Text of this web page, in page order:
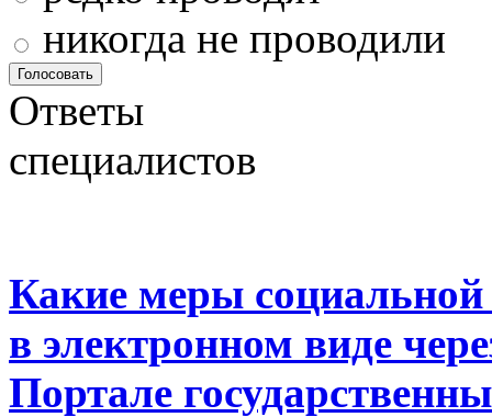
никогда не проводили
Ответы
специалистов
Какие меры
в электронном виде
Портале